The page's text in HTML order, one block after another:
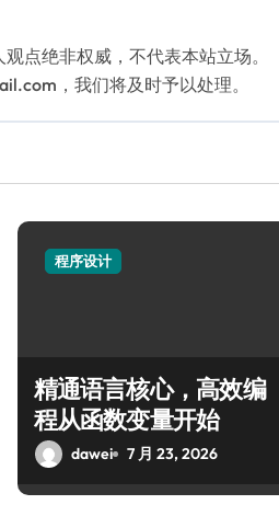
点绝非权威，不代表本站立场。
，我们将及时予以处理。
程序设计
精通语言核心，高效编
程从函数变量开始
dawei 7 月 23, 2026